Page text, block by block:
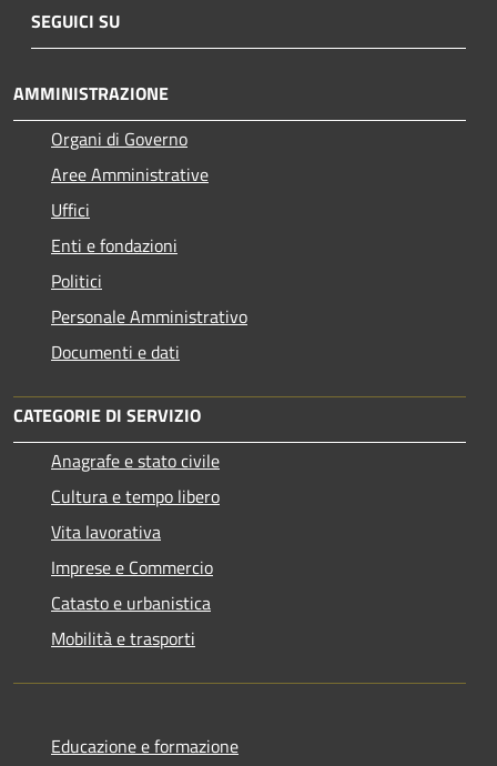
SEGUICI SU
AMMINISTRAZIONE
Organi di Governo
Aree Amministrative
Uffici
Enti e fondazioni
Politici
Personale Amministrativo
Documenti e dati
CATEGORIE DI SERVIZIO
Anagrafe e stato civile
Cultura e tempo libero
Vita lavorativa
Imprese e Commercio
Catasto e urbanistica
Mobilità e trasporti
Educazione e formazione